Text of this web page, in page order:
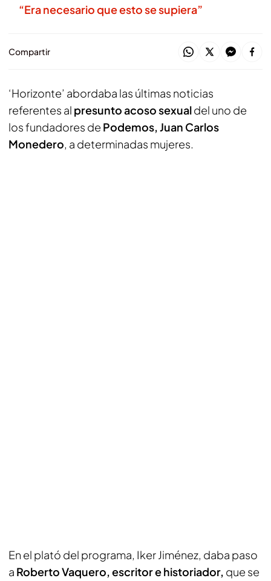
“Era necesario que esto se supiera”
Compartir
‘Horizonte’ abordaba las últimas noticias
referentes al presunto acoso sexualdel uno de
los fundadores de Podemos, Juan Carlos
Monedero, a determinadas mujeres.
En el plató del programa, Iker Jiménez, daba paso
a Roberto Vaquero, escritor e historiador, que se